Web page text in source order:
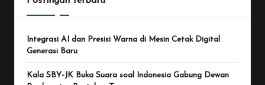
Integrasi AI dan Presisi Warna di Mesin Cetak Digital
Generasi Baru
Kala SBY-JK Buka Suara soal Indonesia Gabung Dewan